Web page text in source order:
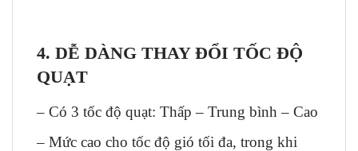
4. DỄ DÀNG THAY ĐỔI TỐC ĐỘ
QUẠT
– Có 3 tốc độ quạt: Thấp – Trung bình – Cao
– Mức cao cho tốc độ gió tối đa, trong khi